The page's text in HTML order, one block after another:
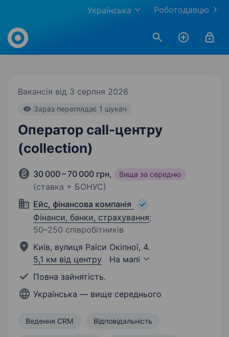
Роботодавцю
Українська
Work.ua
Вакансія від 3 серпня 2026
Зараз переглядає 1 шукач
Оператор call-центру
(collection)
30 000 – 70 000 грн, Вища за середню
(ставка + БОНУС)
Ейс, фінансова компанія
Фінанси, банки, страхування;
50–250 співробітників
Київ, вулиця Раїси Окіпної, 4.
5,1 км від центру
На мапі
Повна зайнятість.
Українська — вище середнього
Ведення CRM Відповідальність